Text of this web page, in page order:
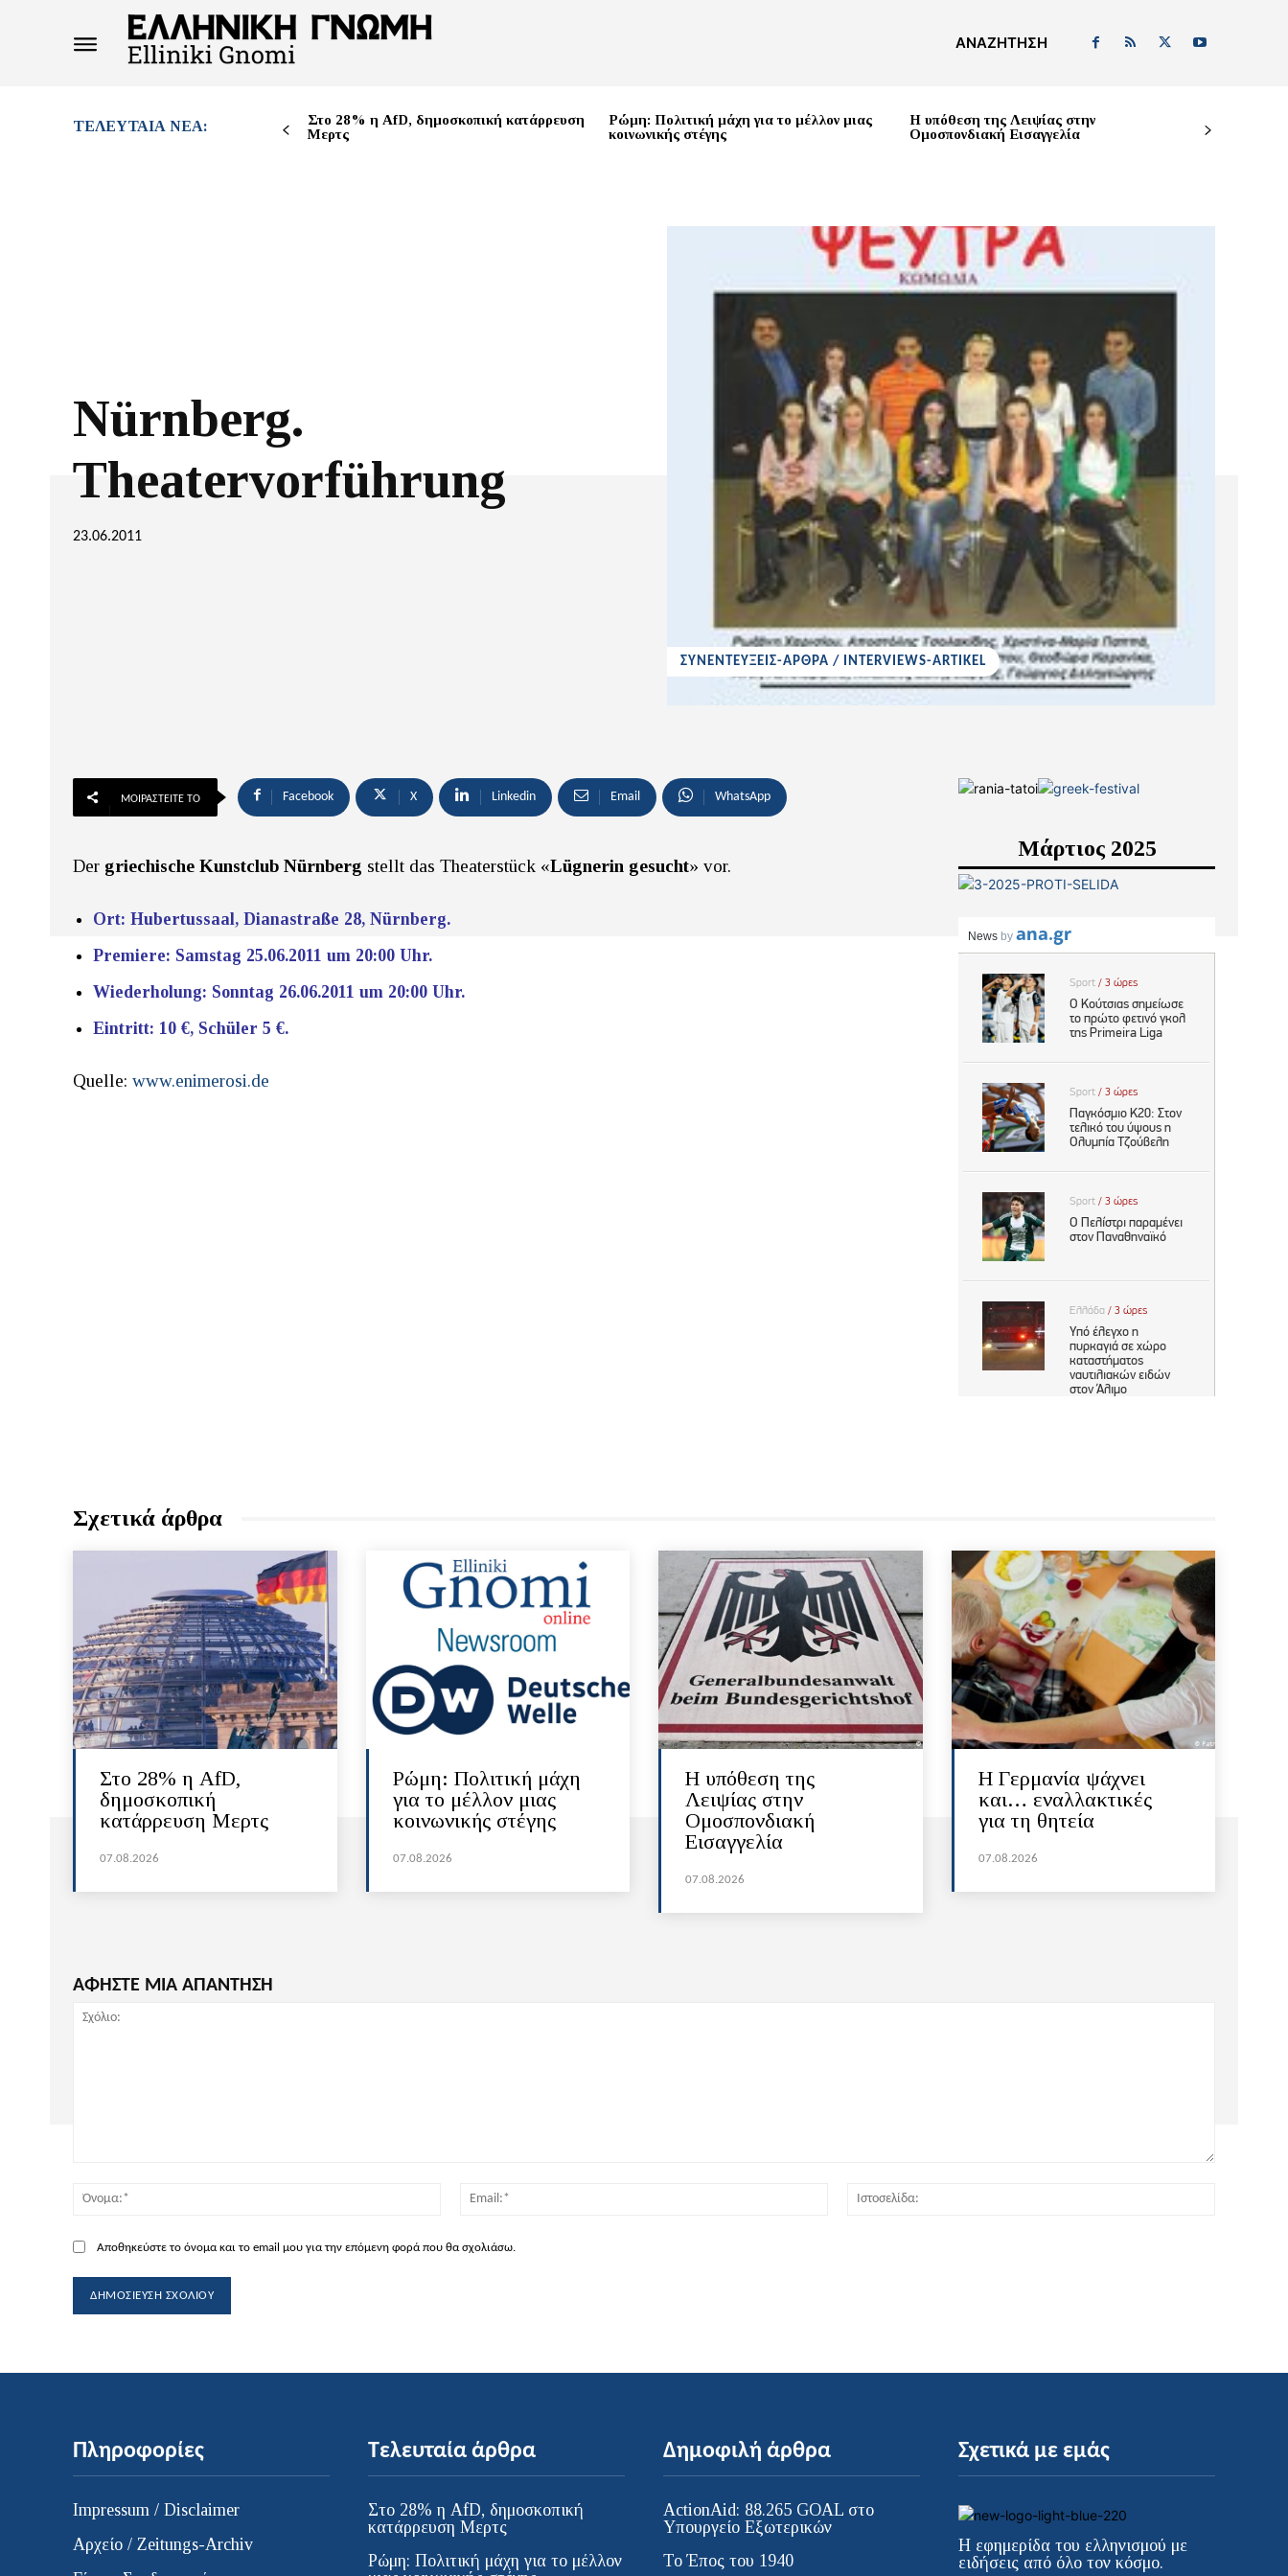
ΑΝΑΖΉΤΗΣΗ
ΤΕΛΕΥΤΑΊΑ ΝΈΑ:
Στο 28% η AfD, δημοσκοπική κατάρρευση
Μερτς
Ρώμη: Πολιτική μάχη για το μέλλον μιας
κοινωνικής στέγης
Η υπόθεση της Λειψίας στην
Ομοσπονδιακή Εισαγγελία
Nürnberg.
Theatervorführung
23.06.2011
ΣΥΝΕΝΤΕΥΞΕΙΣ-ΑΡΘΡΑ / INTERVIEWS-ARTIKEL
ΜΟΙΡΑΣΤΕΊΤΕ ΤΟ Facebook X Linkedin Email WhatsApp
Der griechische Kunstclub Nürnberg stellt das Theaterstück «Lügnerin gesucht» vor.
Ort: Hubertussaal, Dianastraße 28, Nürnberg.
Premiere: Samstag 25.06.2011 um 20:00 Uhr.
Wiederholung: Sonntag 26.06.2011 um 20:00 Uhr.
Eintritt: 10 €, Schüler 5 €.
Quelle: www.enimerosi.de
Μάρτιος 2025
Σχετικά άρθρα
Στο 28% η AfD,
δημοσκοπική
κατάρρευση Μερτς
07.08.2026
Ρώμη: Πολιτική μάχη
για το μέλλον μιας
κοινωνικής στέγης
07.08.2026
Η υπόθεση της
Λειψίας στην
Ομοσπονδιακή
Εισαγγελία
07.08.2026
H Γερμανία ψάχνει
και… εναλλακτικές
για τη θητεία
07.08.2026
ΑΦΗΣΤΕ ΜΙΑ ΑΠΑΝΤΗΣΗ
Όνομα:*
Email:*
Αποθηκεύστε το όνομα και το email μου για την επόμενη φορά που θα σχολιάσω.
Πληροφορίες
Impressum / Disclaimer
Αρχείο / Zeitungs-Archiv
Τελευταία άρθρα
Στο 28% η AfD, δημοσκοπική
κατάρρευση Μερτς
Ρώμη: Πολιτική μάχη για το μέλλον
Δημοφιλή άρθρα
ActionAid: 88.265 GOAL στο
Υπουργείο Εξωτερικών
Το Έπος του 1940
Σχετικά με εμάς
Η εφημερίδα του ελληνισμού με
ειδήσεις από όλο τον κόσμο.